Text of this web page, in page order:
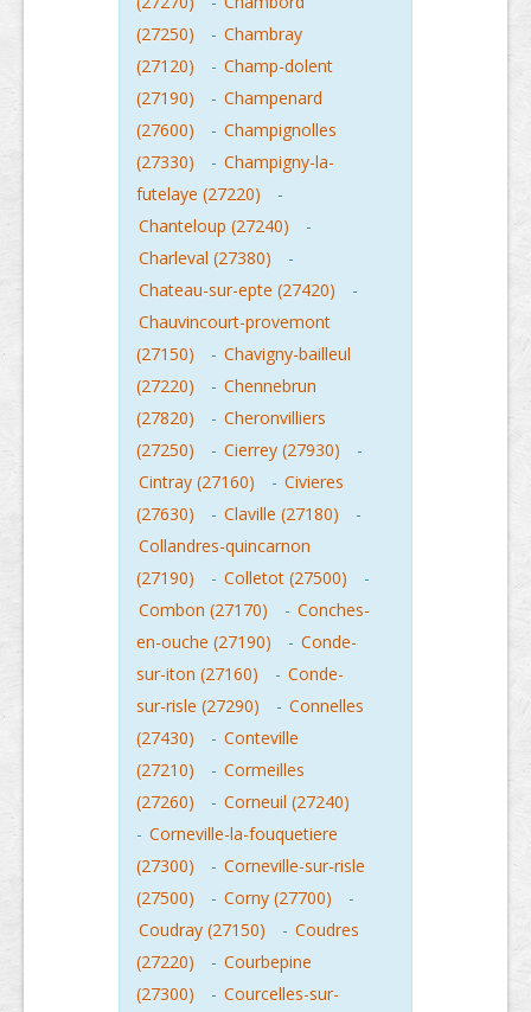
(27250)
- Chambray
(27120)
- Champ-dolent
(27190)
- Champenard
(27600)
- Champignolles
(27330)
- Champigny-la-
futelaye (27220)
-
Chanteloup (27240)
-
Charleval (27380)
-
Chateau-sur-epte (27420)
-
Chauvincourt-provemont
(27150)
- Chavigny-bailleul
(27220)
- Chennebrun
(27820)
- Cheronvilliers
(27250)
- Cierrey (27930)
-
Cintray (27160)
- Civieres
(27630)
- Claville (27180)
-
Collandres-quincarnon
(27190)
- Colletot (27500)
-
Combon (27170)
- Conches-
en-ouche (27190)
- Conde-
sur-iton (27160)
- Conde-
sur-risle (27290)
- Connelles
(27430)
- Conteville
(27210)
- Cormeilles
(27260)
- Corneuil (27240)
- Corneville-la-fouquetiere
(27300)
- Corneville-sur-risle
(27500)
- Corny (27700)
-
Coudray (27150)
- Coudres
(27220)
- Courbepine
(27300)
- Courcelles-sur-